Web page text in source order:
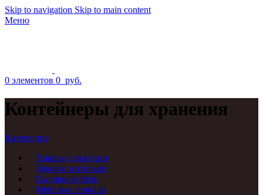
Skip to navigation Skip to main content
Меню
0 элементов 0 руб.
Контейнеры для хранения
Категории
Товары для кухни
Декор и интерьер
Садовая мебель
Мебель и зеркала